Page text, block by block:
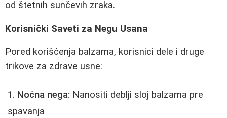
od štetnih sunčevih zraka.
Korisnički Saveti za Negu Usana
Pored korišćenja balzama, korisnici dele i druge
trikove za zdrave usne:
Noćna nega: Nanositi deblji sloj balzama pre
spavanja